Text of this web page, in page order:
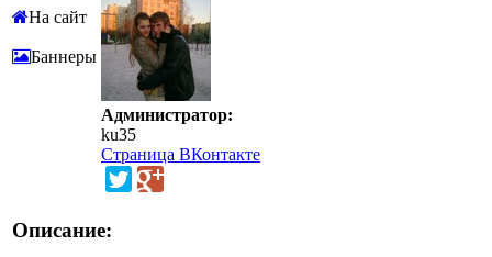
На сайт
Баннеры
Администратор:
ku35
Страница ВКонтакте
Описание: